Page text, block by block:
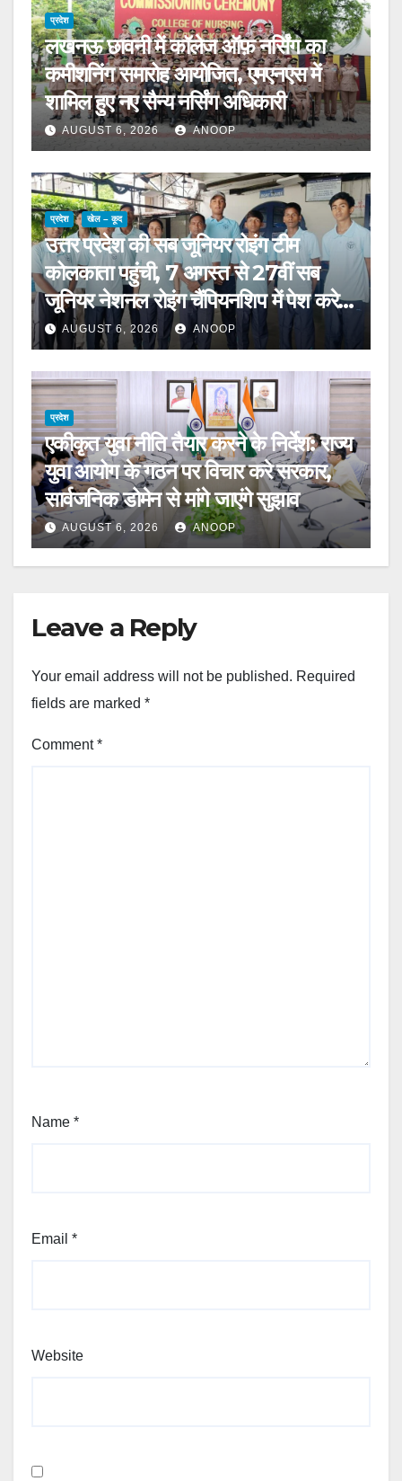
प्रदेश
लखनऊ छावनी में कॉलेज ऑफ़ नर्सिंग का
कमीशनिंग समारोह आयोजित, एमएनएस में
शामिल हुए नए सैन्य नर्सिंग अधिकारी
AUGUST 6, 2026 ANOOP
प्रदेश खेल – कूद
उत्तर प्रदेश की सब जूनियर रोइंग टीम
कोलकाता पहुंची, 7 अगस्त से 27वीं सब
जूनियर नेशनल रोइंग चैंपियनशिप में पेश करेगी
चुनौती
AUGUST 6, 2026 ANOOP
प्रदेश
एकीकृत युवा नीति तैयार करने के निर्देश: राज्य
युवा आयोग के गठन पर विचार करे सरकार,
सार्वजनिक डोमेन से मांगे जाएंगे सुझाव
AUGUST 6, 2026 ANOOP
Leave a Reply
Your email address will not be published. Required
fields are marked *
Comment*
Name *
Email *
Website